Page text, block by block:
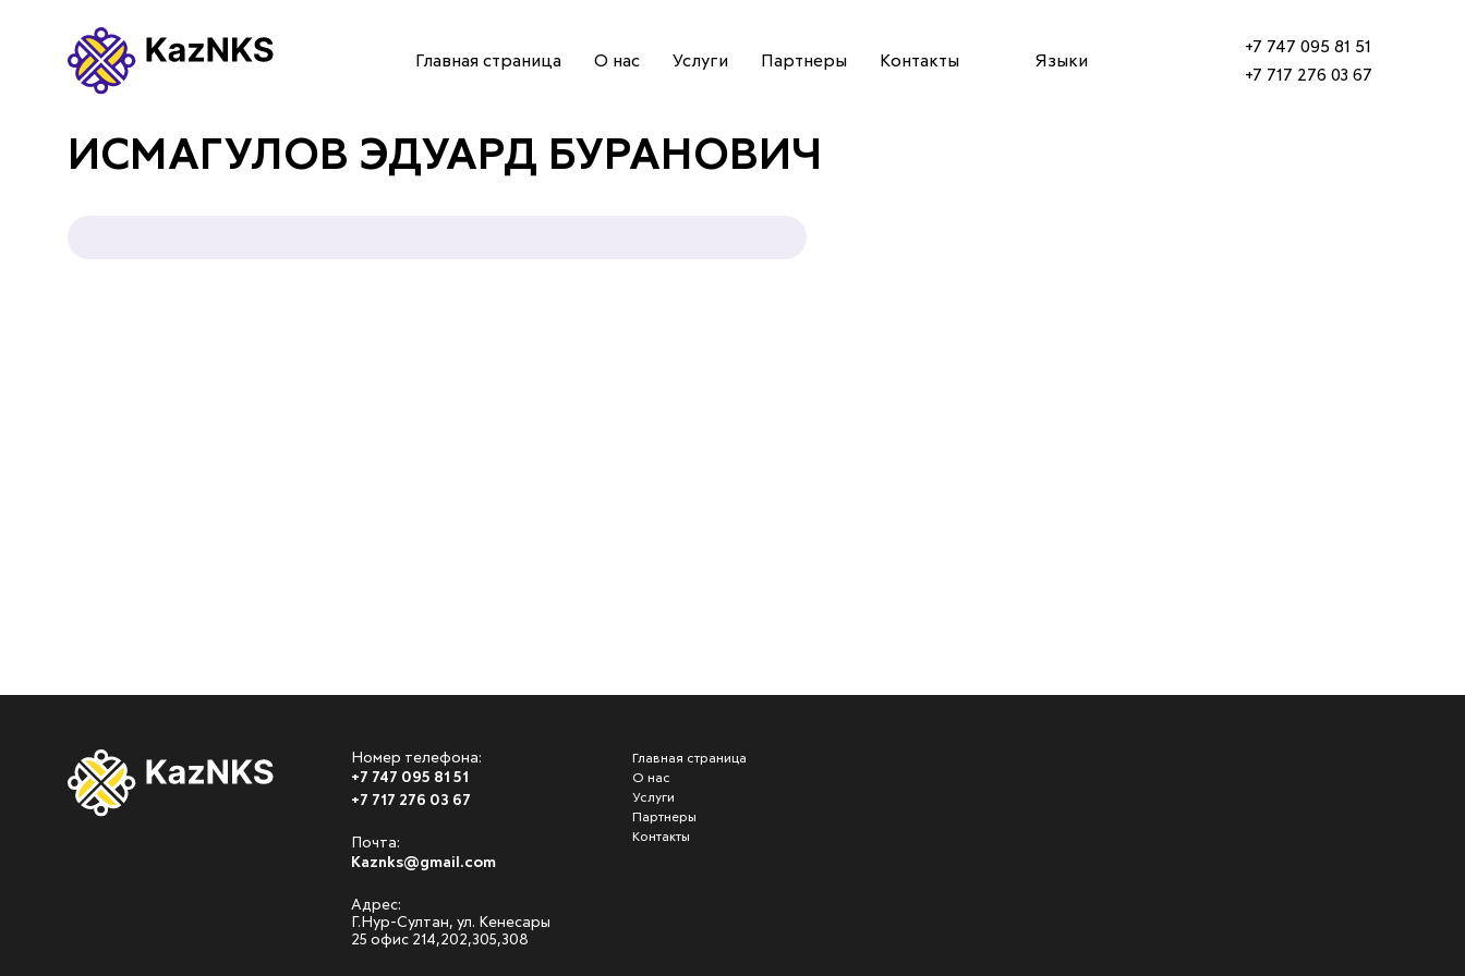
ГЛАВНАЯ СТРАНИЦА
Главная страница О нас Услуги Партнеры Контакты Языки
+7 747 095 81 51
+7 717 276 03 67
ИСМАГУЛОВ ЭДУАРД БУРАНОВИЧ
Номер телефона:
+7 747 095 81 51
+7 717 276 03 67
Почта:
Kaznks@gmail.com
Адрес:
Г.Нур-Султан, ул. Кенесары
25 офис 214,202,305,308
Главная страница
О нас
Услуги
Партнеры
Контакты